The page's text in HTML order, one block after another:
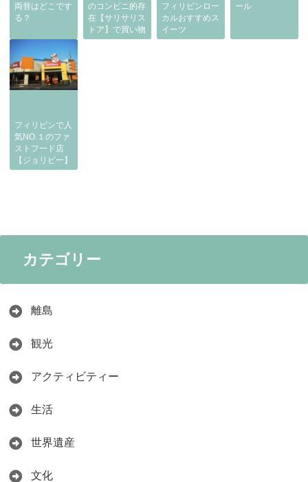
両替はどこです
る？
のコンビニ的存
在【サリサリス
トア】で買い物
フィリピンロー
カルおすすめス
イーツ
ール
フィリピンで人
気NO.１のファ
ストフード店
【ジョリビー】
カテゴリー
離島
観光
アクティビティー
生活
世界遺産
文化